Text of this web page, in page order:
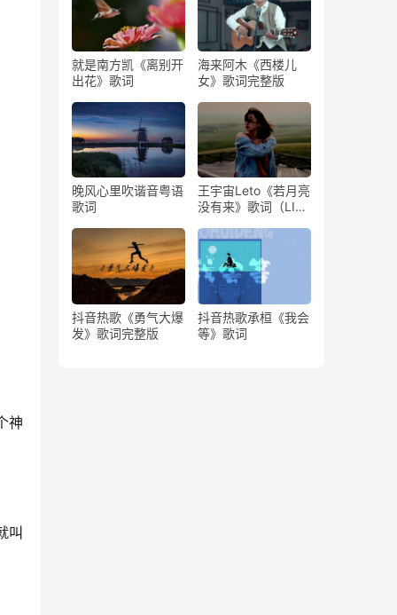
神
叫
就是南方凯《离别开
出花》歌词
海来阿木《西楼儿
女》歌词完整版
晚风心里吹谐音粤语
歌词
王宇宙Leto《若月亮
没有来》歌词（LIVE
抖音热歌《勇气大爆
发》歌词完整版
抖音热歌承桓《我会
等》歌词